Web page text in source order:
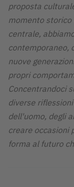
proposta
momento
centrale,
contemporaneo,
nuove
propri
Concentrandoci
diverse
dell'uomo, degli
creare occasioni
forma al futuro